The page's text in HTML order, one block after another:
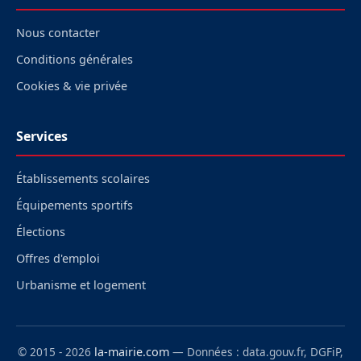
Nous contacter
Conditions générales
Cookies & vie privée
Services
Établissements scolaires
Équipements sportifs
Élections
Offres d'emploi
Urbanisme et logement
© 2015 - 2026 la-mairie.com — Données : data.gouv.fr, DGFiP,